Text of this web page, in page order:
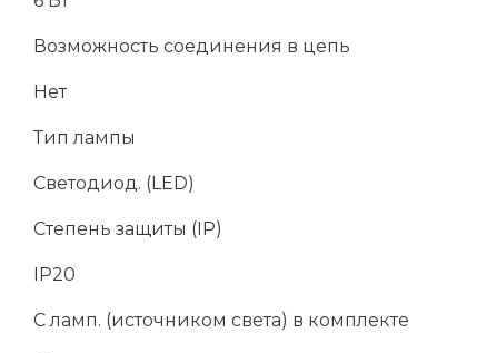
Возможность соединения в цепь
Нет
Тип лампы
Светодиод. (LED)
Степень защиты (IP)
IP20
С ламп. (источником света) в комплекте